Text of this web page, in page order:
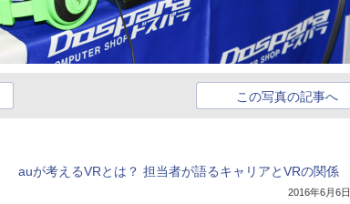
この写真の記事へ
auが考えるVRとは？ 担当者が語るキャリアとVRの関係
2016年6月6日